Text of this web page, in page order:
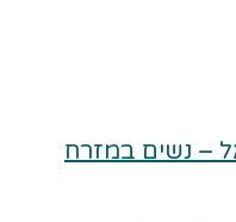
– נשים במזרח